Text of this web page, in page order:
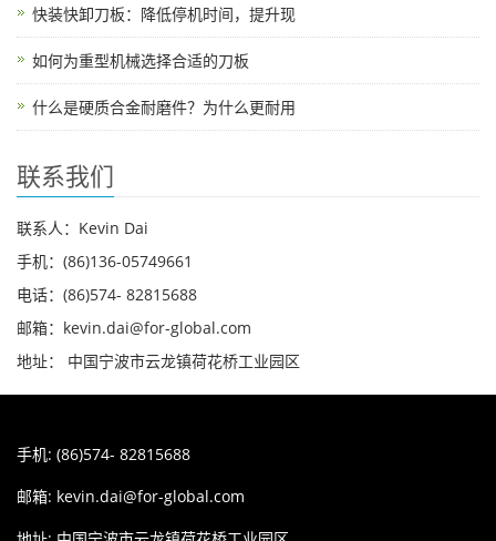
快装快卸刀板：降低停机时间，提升现
如何为重型机械选择合适的刀板
什么是硬质合金耐磨件？为什么更耐用
联系我们
联系人：Kevin Dai
手机：(86)136-05749661
电话：(86)574- 82815688
邮箱：kevin.dai@for-global.com
地址： 中国宁波市云龙镇荷花桥工业园区
手机: (86)574- 82815688
邮箱: kevin.dai@for-global.com